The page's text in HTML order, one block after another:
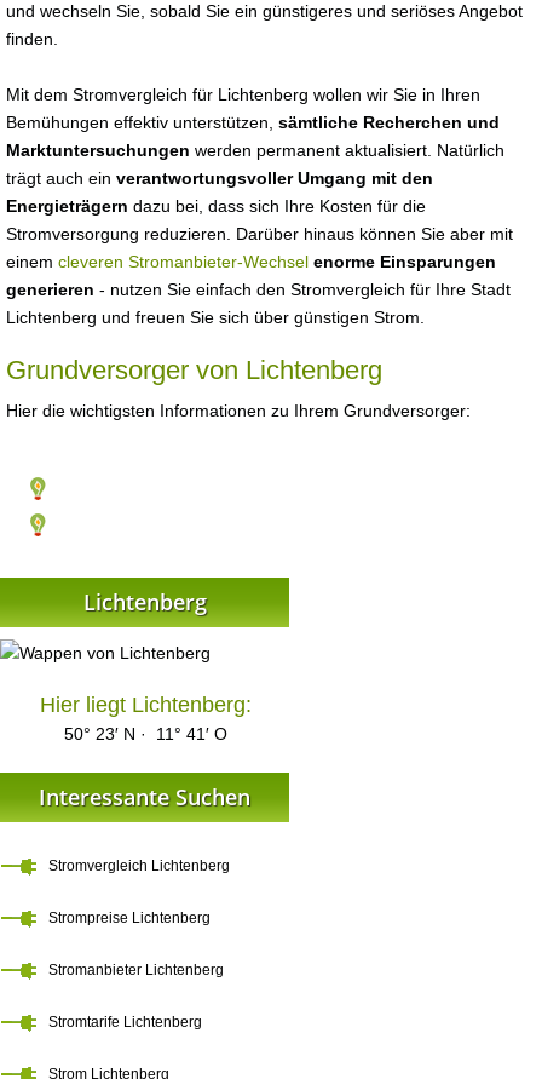
und wechseln Sie, sobald Sie ein günstigeres und seriöses Angebot
finden.
Mit dem Stromvergleich für Lichtenberg wollen wir Sie in Ihren
Bemühungen effektiv unterstützen, sämtliche Recherchen und
Marktuntersuchungen werden permanent aktualisiert. Natürlich
trägt auch ein verantwortungsvoller Umgang mit den
Energieträgern dazu bei, dass sich Ihre Kosten für die
Stromversorgung reduzieren. Darüber hinaus können Sie aber mit
einem cleveren Stromanbieter-Wechsel enorme Einsparungen
generieren - nutzen Sie einfach den Stromvergleich für Ihre Stadt
Lichtenberg und freuen Sie sich über günstigen Strom.
Grundversorger von Lichtenberg
Hier die wichtigsten Informationen zu Ihrem Grundversorger:
Lichtenberg
Hier liegt Lichtenberg:
50° 23′ N · 11° 41′ O
Interessante Suchen
Stromvergleich Lichtenberg
Strompreise Lichtenberg
Stromanbieter Lichtenberg
Stromtarife Lichtenberg
Strom Lichtenberg